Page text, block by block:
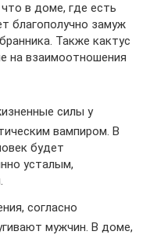
в доме, где есть
благополучно замуж
Также кактус
на взаимоотношения
силы у
вампиром. В
будет
усталым,
согласно
мужчин. В доме,